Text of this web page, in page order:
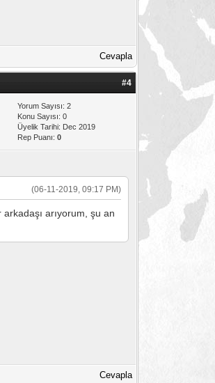
Cevapla
#4
Yorum Sayısı: 2
Konu Sayısı: 0
Üyelik Tarihi: Dec 2019
Rep Puanı:0
(06-11-2019, 09:17 PM)
arıyorum, şu an
Cevapla